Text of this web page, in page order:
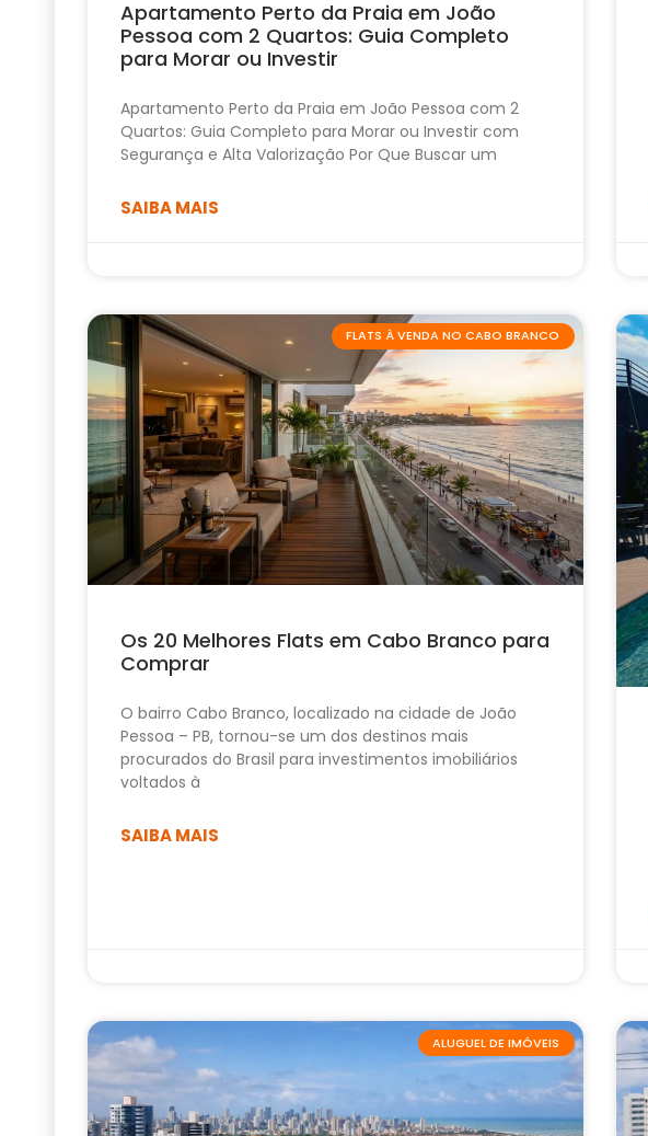
Apartamento Perto da Praia em João
Pessoa com 2 Quartos: Guia Completo
para Morar ou Investir
Apartamento Perto da Praia em João Pessoa com 2
Quartos: Guia Completo para Morar ou Investir com
Segurança e Alta Valorização Por Que Buscar um
SAIBA MAIS
FLATS À VENDA NO CABO BRANCO
Os 20 Melhores Flats em Cabo Branco para
Comprar
O bairro Cabo Branco, localizado na cidade de João
Pessoa – PB, tornou-se um dos destinos mais
procurados do Brasil para investimentos imobiliários
voltados à
SAIBA MAIS
ALUGUEL DE IMÓVEIS